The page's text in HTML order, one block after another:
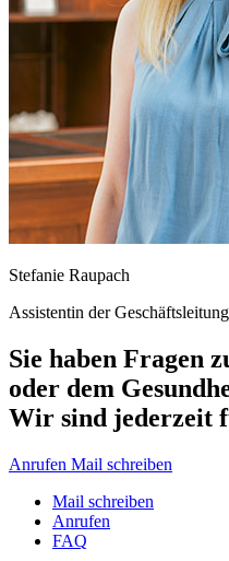
Stefanie Raupach
Assistentin der Geschäftsleitung
Sie haben Fragen
oder dem
Wir sind jederzeit
Anrufen Mail schreiben
Mail schreiben
Anrufen
FAQ